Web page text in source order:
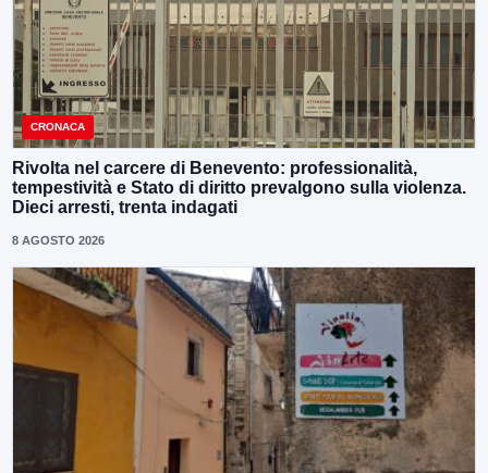
CRONACA
Rivolta nel carcere di Benevento: professionalità,
tempestività e Stato di diritto prevalgono sulla violenza.
Dieci arresti, trenta indagati
8 AGOSTO 2026